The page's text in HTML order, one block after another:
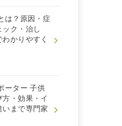
は？原因・症
ック・治し
かりやすく
ーター 子供
方・効果・イ
いまで専門家